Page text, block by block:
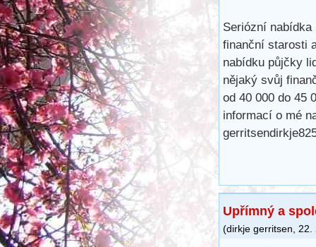
Seriózní nabídka
finanční starosti
nabídku půjčky
nějaký svůj
od 40 000 do 45
informací o mé
Upřímný a
(dirkje gerritsen, 22.